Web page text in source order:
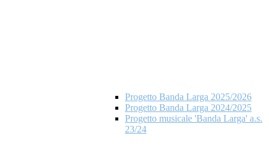
Progetto Banda Larga 2025/2026
Progetto Banda Larga 2024/2025
Progetto musicale 'Banda Larga' a.s.
23/24